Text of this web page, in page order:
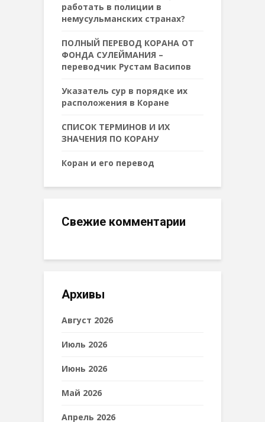
работать в полиции в
немусульманских странах?
ПОЛНЫЙ ПЕРЕВОД КОРАНА ОТ
ФОНДА СУЛЕЙМАНИЯ –
переводчик Рустам Васипов
Указатель сур в порядке их
расположения в Коране
СПИСОК ТЕРМИНОВ И ИХ
ЗНАЧЕНИЯ ПО КОРАНУ
Коран и его перевод
Свежие комментарии
Архивы
Август 2026
Июль 2026
Июнь 2026
Май 2026
Апрель 2026